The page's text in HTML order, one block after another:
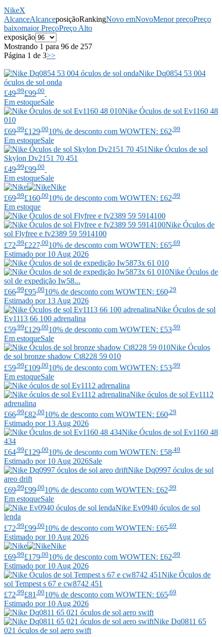
NikeX
AlcanceAlcanceposiçãoRankingNovo emNovoMenor preçoPreço
baixomaior PreçoPreço Alto
exposição
Mostrando 1 para 96 de 257
Página 1 de 3>>
Nike Dq0854 53 004
óculos de sol onda
£49 .99£99 .00
Em estoqueSale
Nike Óculos de sol Ev1160 48
010
£69 .99£129 .0010% de desconto com WOWTEN: £62 .99
Em estoqueSale
Nike Óculos de sol
Skylon Dv2151 70 451
£49 .99£99 .00
Em estoqueSale
Nike
£69 .99£160 .0010% de desconto com WOWTEN: £62 .99
Em estoque
Nike Óculos de
sol Flyfree e fv2389 59 5914100
£72 .99£227 .0010% de desconto com WOWTEN: £65 .69
Estimado por 10 Aug 2026
Nike Óculos de
sol de expedição Iw58...
£66 .99£95 .0010% de desconto com WOWTEN: £60 .29
Estimado por 13 Aug 2026
Nike Óculos de sol
Ev1113 66 100 adrenalina
£59 .99£129 .0010% de desconto com WOWTEN: £53 .99
Em estoqueSale
Nike Óculos
de sol bronze shadow Ct8228 59 010
£59 .99£109 .0010% de desconto com WOWTEN: £53 .99
Em estoqueSale
Nike óculos de sol Ev1112
adrenalina
£66 .99£82 .0010% de desconto com WOWTEN: £60 .29
Estimado por 13 Aug 2026
Nike Óculos de sol Ev1160 48
434
£64 .99£129 .0010% de desconto com WOWTEN: £58 .49
Estimado por 10 Aug 2026Sale
Nike Dq0997 óculos de sol
areo drift
£69.99£99.0010% de desconto com WOWTEN: £62.99
Em estoqueSale
Nike Ev0940 óculos de sol
lenda
£72 .99£99 .0010% de desconto com WOWTEN: £65 .69
Estimado por 10 Aug 2026
Nike
£69 .99£179 .0010% de desconto com WOWTEN: £62 .99
Estimado por 10 Aug 2026
Nike Óculos de
sol Tempest s 67 e cw8742 451
£72.99£81.0010% de desconto com WOWTEN: £65.69
Estimado por 10 Aug 2026
Nike Dq0811 65
021 óculos de sol aero swift